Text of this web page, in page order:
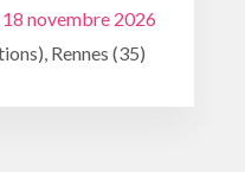
novembre 2026
Rennes (35)